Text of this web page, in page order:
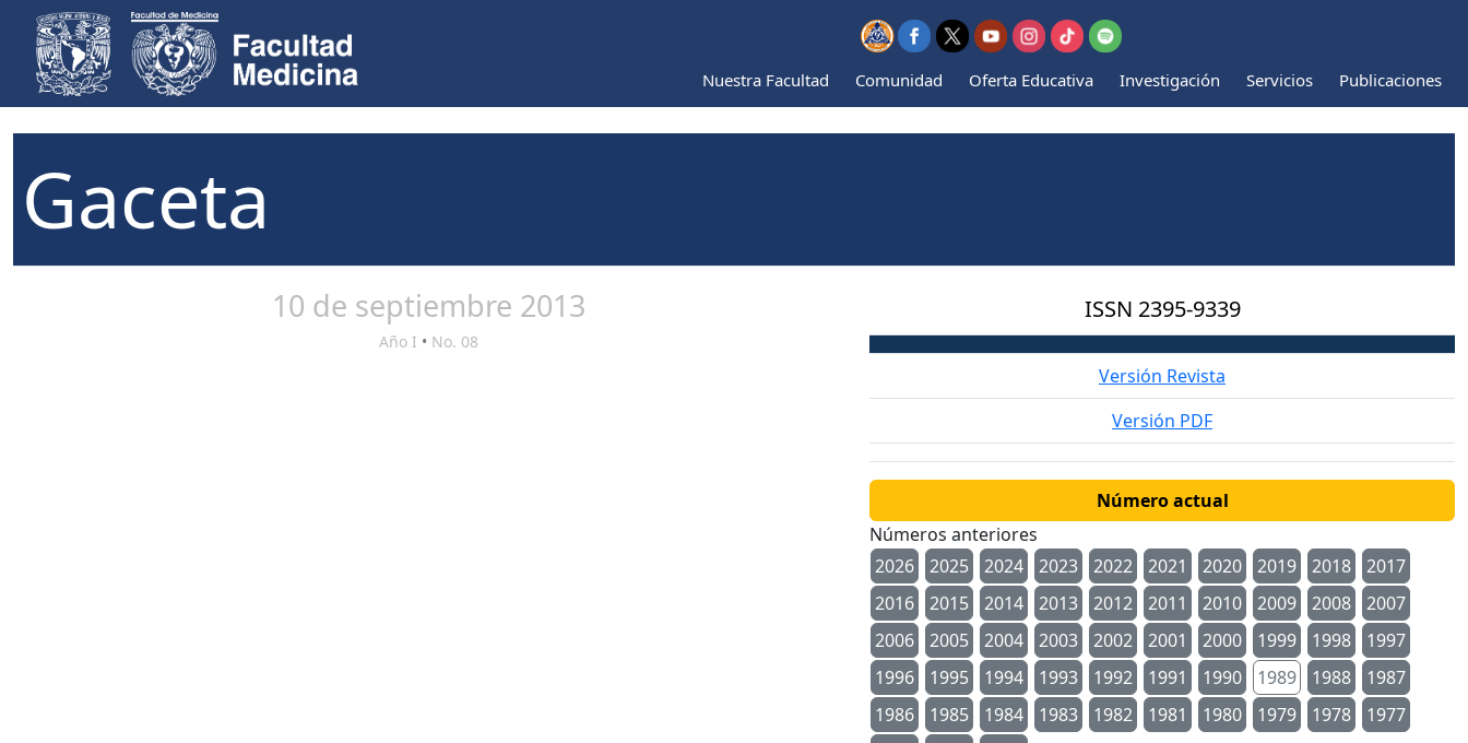
Nuestra Facultad Comunidad Oferta Educativa Investigación Servicios Publicaciones
Gaceta
10 de septiembre 2013
Año I • No. 08
ISSN 2395-9339
Versión Revista
Versión PDF
Número actual
Números anteriores
2026
2025 2024 2023 2022 2021 2020 2019 2018
2017
2016
2015 2014 2013 2012 2011 2010 2009 2008
2007
2006
2005 2004 2003 2002 2001 2000 1999 1998
1997
1996
1995 1994 1993 1992 1991 1990 1989 1988
1987
1986
1985 1984 1983 1982 1981 1980 1979 1978
1977